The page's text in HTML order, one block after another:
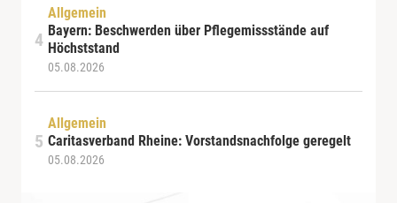
Allgemein
Bayern: Beschwerden über Pflegemissstände auf
Höchststand
05.08.2026
Allgemein
Caritasverband Rheine: Vorstandsnachfolge geregelt
05.08.2026